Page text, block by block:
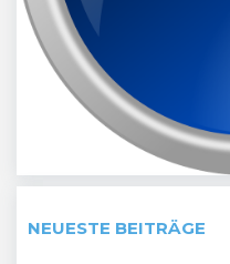
NEUESTE BEITRÄGE